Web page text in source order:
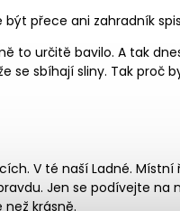
přece ani zahradník
to určitě bavilo. A tak
se sbíhají sliny. Tak proč
V té naší Ladné. Místní
Jen se podívejte na
krásně.